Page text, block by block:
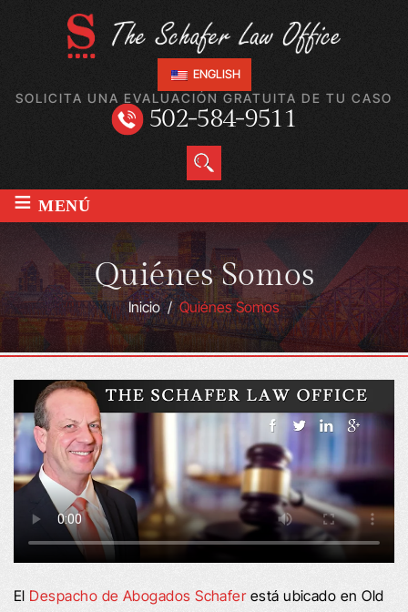
ENGLISH
SOLICITA UNA EVALUACIÓN GRATUITA DE TU CASO
502-584-9511
≡ MENÚ
Quiénes Somos
Inicio/Quiénes Somos
El Despacho de Abogados Schaferestá ubicado en Old